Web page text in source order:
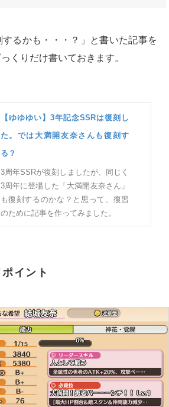
るかも・・・？」と書いた記事を
くりだけ書いておきます。
【ゆゆゆい】3年記念SSRは復刻し
た。では大満開友奈さんも復刻す
る？
3周年SSRが復刻しましたが、同じく
3周年に登場した「大満開友奈さん」
も復刻するのかな？と思って、復習
のために記事を作ってみました。
イント